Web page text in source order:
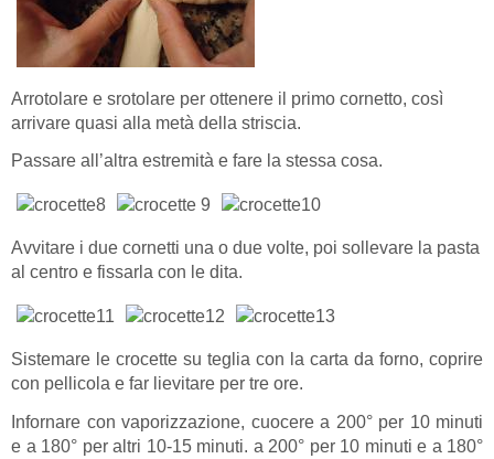
Arrotolare e srotolare per ottenere il primo cornetto, così
arrivare quasi alla metà della striscia.
Passare all’altra estremità e fare la stessa cosa.
Avvitare i due cornetti una o due volte, poi sollevare la pasta
al centro e fissarla con le dita.
Sistemare le crocette su teglia con la carta da forno, coprire
con pellicola e far lievitare per tre ore.
Infornare con vaporizzazione, cuocere a 200° per 10 minuti
e a 180° per altri 10-15 minuti. a 200° per 10 minuti e a 180°